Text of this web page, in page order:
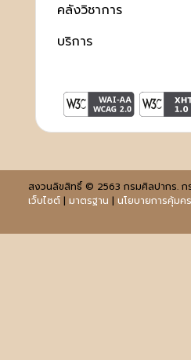
คลังวิชาการ
บริการ
สงวนลิขสิทธิ์ © 2563 กรมศิลปากร.
เว็บไซต์| มาตรฐาน | นโยบายการคุ้ม